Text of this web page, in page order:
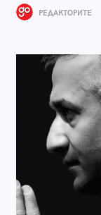
РЕДАКТОРИТЕ